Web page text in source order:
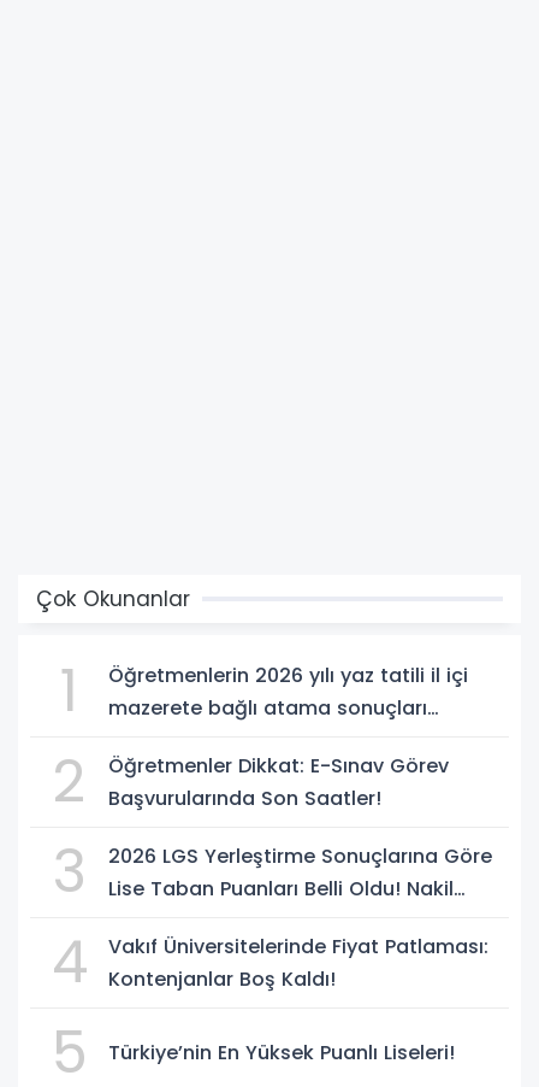
Çok Okunanlar
1
Öğretmenlerin 2026 yılı yaz tatili il içi
mazerete bağlı atama sonuçları
2
Öğretmenler Dikkat: E-Sınav Görev
Başvurularında Son Saatler!
3
2026 LGS Yerleştirme Sonuçlarına Göre
Lise Taban Puanları Belli Oldu! Nakil
4
Vakıf Üniversitelerinde Fiyat Patlaması:
Kontenjanlar Boş Kaldı!
5 Türkiye’nin En Yüksek Puanlı Liseleri!